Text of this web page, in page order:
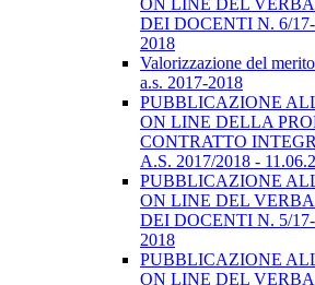
ON LINE DEL
DEI DOCENTI N. 6/
2018
Valorizzazione del
a.s. 2017-2018
PUBBLICAZIONE
ON LINE DELLA
CONTRATTO
A.S. 2017/2018 -
PUBBLICAZIONE
ON LINE DEL
DEI DOCENTI N. 5/
2018
PUBBLICAZIONE
ON LINE DEL